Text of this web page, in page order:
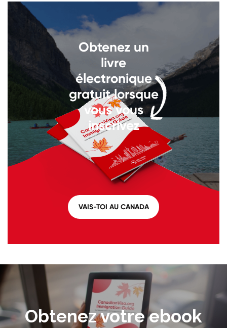
Obtenez un
livre
électronique
gratuit lorsque
vous vous
inscrivez
VAIS-TOI AU CANADA
Obtenez votre ebook
Appelez-nous au+1 604 449
1200